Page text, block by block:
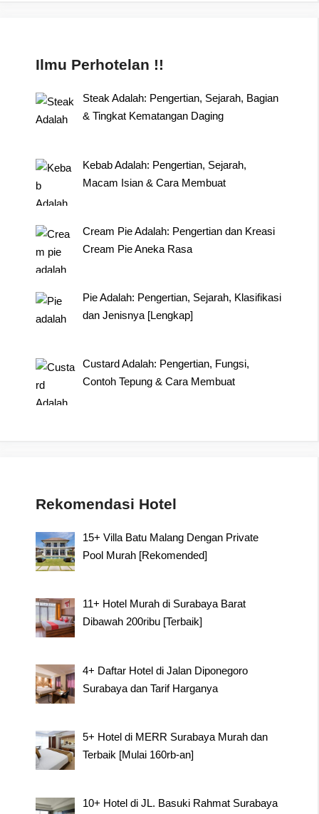
Ilmu Perhotelan !!
Steak Adalah: Pengertian, Sejarah, Bagian
& Tingkat Kematangan Daging
Kebab Adalah: Pengertian, Sejarah,
Macam Isian & Cara Membuat
Cream Pie Adalah: Pengertian dan Kreasi
Cream Pie Aneka Rasa
Pie Adalah: Pengertian, Sejarah, Klasifikasi
dan Jenisnya [Lengkap]
Custard Adalah: Pengertian, Fungsi,
Contoh Tepung & Cara Membuat
Rekomendasi Hotel
15+ Villa Batu Malang Dengan Private
Pool Murah [Rekomended]
11+ Hotel Murah di Surabaya Barat
Dibawah 200ribu [Terbaik]
4+ Daftar Hotel di Jalan Diponegoro
Surabaya dan Tarif Harganya
5+ Hotel di MERR Surabaya Murah dan
Terbaik [Mulai 160rb-an]
10+ Hotel di JL. Basuki Rahmat Surabaya